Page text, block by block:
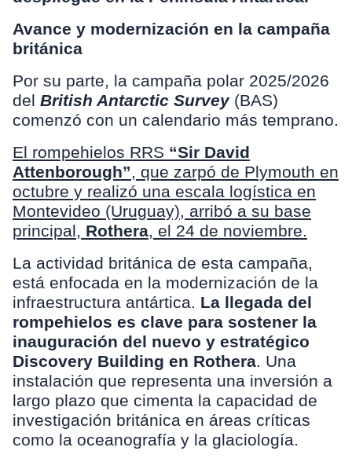
Avance y modernización en la campaña
británica
Por su parte, la campaña polar 2025/2026
del British Antarctic Survey(BAS)
comenzó con un calendario más temprano.
El rompehielos RRS “Sir David
Attenborough”, que zarpó de Plymouth en
octubre y realizó una escala logística en
Montevideo (Uruguay), arribó a su base
principal, Rothera, el 24 de noviembre.
La actividad británica de esta campaña,
está enfocada en la modernización de la
infraestructura antártica. La llegada del
rompehielos es clave para sostener la
inauguración del nuevo y estratégico
Discovery Building en Rothera. Una
instalación que representa una inversión a
largo plazo que cimenta la capacidad de
investigación británica en áreas críticas
como la oceanografía y la glaciología.